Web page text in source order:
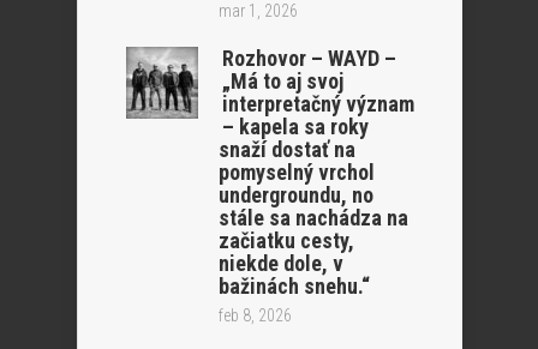
mar 1, 2026
Rozhovor – WAYD –
„Má to aj svoj
interpretačný význam
– kapela sa roky
snaží dostať na
pomyselný vrchol
undergroundu, no
stále sa nachádza na
začiatku cesty,
niekde dole, v
bažinách snehu.“
feb 8, 2026